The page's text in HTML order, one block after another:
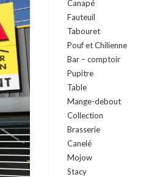
Canapé
Fauteuil
Tabouret
Pouf et Chilienne
Bar – comptoir
Pupitre
Table
Mange-debout
Collection
Brasserie
Canelé
Mojow
Stacy